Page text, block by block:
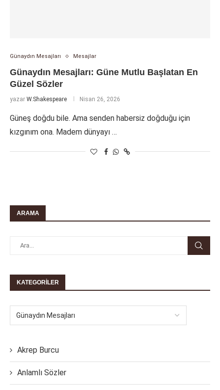
Günaydın Mesajları Mesajlar
Günaydın Mesajları: Güne Mutlu Başlatan En
Güzel Sözler
yazar W.Shakespeare Nisan 26, 2026
Güneş doğdu bile. Ama senden habersiz doğduğu için
kızgınım ona. Madem dünyayı …
ARAMA
KATEGORILER
Akrep Burcu
Anlamlı Sözler